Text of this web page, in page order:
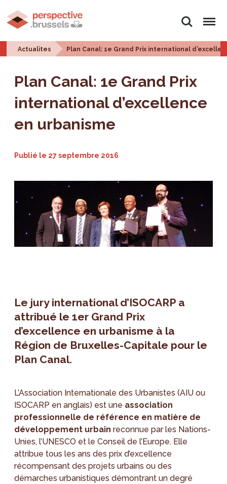
Rechercher
Menu
Actualites Plan Canal: 1e Grand Prix international
Plan Canal: 1e Grand Prix
international d’excellence
en urbanisme
Publié le 27 septembre 2016
Le jury international d’ISOCARP a
attribué le 1er Grand Prix
d’excellence en urbanisme à la
Région de Bruxelles-Capitale pour le
Plan Canal.
L’Association Internationale des Urbanistes (AIU ou
ISOCARP en anglais) est une association
professionnelle de référence en matière de
développement urbain reconnue par les Nations-
Unies, l’UNESCO et le Conseil de l’Europe. Elle
attribue tous les ans des prix d’excellence
récompensant des projets urbains ou des
démarches urbanistiques démontrant un degré